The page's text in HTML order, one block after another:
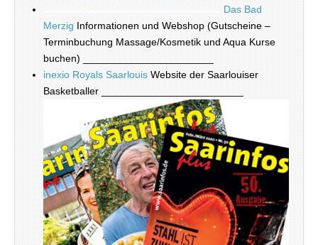
Das Bad
Merzig Informationen und Webshop (Gutscheine –
Terminbuchung Massage/Kosmetik und Aqua Kurse
buchen) _______________________
inexio Royals Saarlouis Website der Saarlouiser
Basketballer _________________________